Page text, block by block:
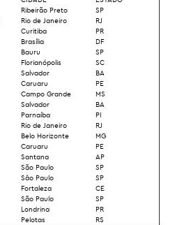
Ribeirão Preto
SP
Rio de Janeiro
RJ
Curitiba
PR
Brasília
DF
Bauru
SP
Florianópolis
SC
Salvador
BA
Caruaru
PE
Campo Grande
MS
Salvador
BA
Parnaíba
PI
Rio de Janeiro
RJ
Belo Horizonte
MG
Caruaru
PE
Santana
AP
São Paulo
SP
Sâo Paulo
SP
Fortaleza
CE
São Paulo
SP
Londrina
PR
Pelotas RS